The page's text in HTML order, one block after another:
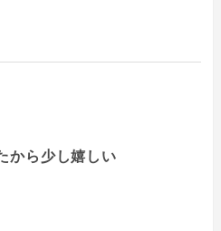
から少し嬉しい